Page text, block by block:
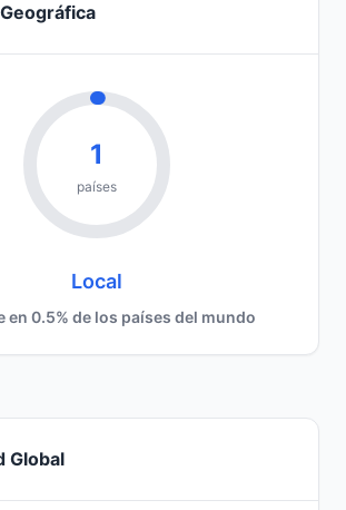
1
países
Local
en 0.5% de los países del mundo
Global